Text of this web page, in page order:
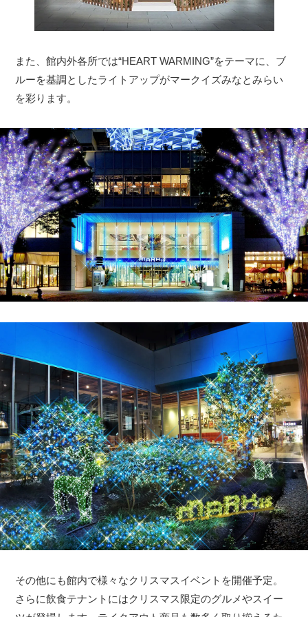
また、館内外各所では“HEART WARMING”をテーマに、ブ
ルーを基調としたライトアップがマークイズみなとみらい
を彩ります。
その他にも館内で様々なクリスマスイベントを開催予定。
さらに飲食テナントにはクリスマス限定のグルメやスイー